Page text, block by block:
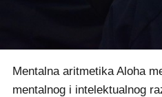
Mentalna aritmetika Aloha
mentalnog i intelektualnog